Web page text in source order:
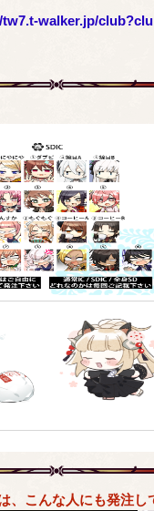
walker.jp/
、こんな人にも発注し